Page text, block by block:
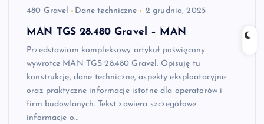
480 Gravel Dane techniczne 2 grudnia, 2025
MAN TGS 28.480 Gravel – MAN
Przedstawiam kompleksowy artykuł poświęcony
wywrotce MAN TGS 28.480 Gravel. Opisuję tu
konstrukcję, dane techniczne, aspekty eksploatacyjne
oraz praktyczne informacje istotne dla operatorów i
firm budowlanych. Tekst zawiera szczegółowe
informacje o…